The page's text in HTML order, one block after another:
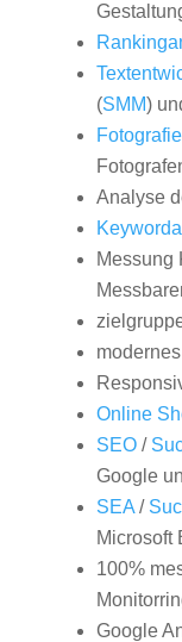
(SMM)
Analyse
Messung
Online
SEO/
Google
SEA/
Microsoft
100%
Google